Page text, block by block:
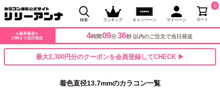
検索 ランキング キャンペーン マイページ カート
0
✨業界最長✨
17時まで当日発送
4時間 09分35秒 以内のご注文で当日発送
最大2,300円分のクーポンを会員登録してCHECK ▶
着色直径13.7mmのカラコン一覧